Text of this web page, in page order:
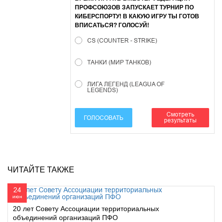
ПРОФСОЮЗОВ ЗАПУСКАЕТ ТУРНИР ПО
КИБЕРСПОРТУ! В КАКУЮ ИГРУ ТЫ ГОТОВ
ВПИСАТЬСЯ? ГОЛОСУЙ!
CS (COUNTER - STRIKE)
ТАНКИ (МИР ТАНКОВ)
ЛИГА ЛЕГЕНД (LEAGUA OF
LEGENDS)
ГОЛОСОВАТЬ
Смотреть
результаты
ЧИТАЙТЕ ТАКЖЕ
24
июн
20 лет Совету Ассоциации территориальных
объединений организаций ПФО